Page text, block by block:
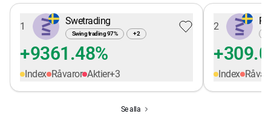
1 Swetrading
Swing trading97% +2
+9361.48%
Index Råvaror Aktier+3
2
Index
Se alla